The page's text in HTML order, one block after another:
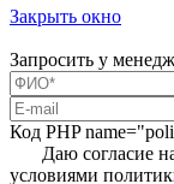
Закрыть окно
Запросить у
Код PHP
Даю согласие
условиями